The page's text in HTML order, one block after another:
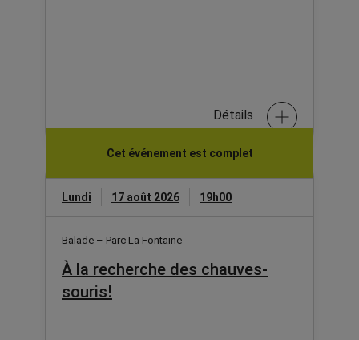
Détails
Cet événement est complet
Lundi 17 août 2026 19h00
Balade – Parc La Fontaine
À la recherche des chauves-
souris!